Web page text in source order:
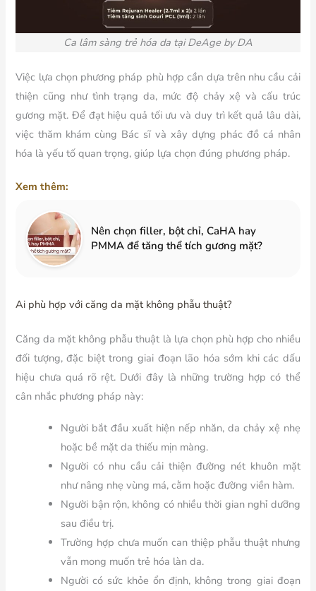
Ca lâm sàng trẻ hóa da tại DeAge by DA
Việc lựa chọn phương pháp phù hợp cần dựa trên nhu cầu cải
thiện cũng như tình trạng da, mức độ chảy xệ và cấu trúc
gương mặt. Để đạt hiệu quả tối ưu và duy trì kết quả lâu dài,
việc thăm khám cùng Bác sĩ và xây dựng phác đồ cá nhân
hóa là yếu tố quan trọng, giúp lựa chọn đúng phương pháp.
Xem thêm:
Nên chọn filler, bột chỉ, CaHA hay
PMMA để tăng thể tích gương mặt?
Ai phù hợp với căng da mặt không phẫu thuật?
Căng da mặt không phẫu thuật là lựa chọn phù hợp cho nhiều
đối tượng, đặc biệt trong giai đoạn lão hóa sớm khi các dấu
hiệu chưa quá rõ rệt. Dưới đây là những trường hợp có thể
cân nhắc phương pháp này:
Người bắt đầu xuất hiện nếp nhăn, da chảy xệ nhẹ
hoặc bề mặt da thiếu mịn màng.
Người có nhu cầu cải thiện đường nét khuôn mặt
như nâng nhẹ vùng má, cằm hoặc đường viền hàm.
Người bận rộn, không có nhiều thời gian nghỉ dưỡng
sau điều trị.
Trường hợp chưa muốn can thiệp phẫu thuật nhưng
vẫn mong muốn trẻ hóa làn da.
Người có sức khỏe ổn định, không trong giai đoạn